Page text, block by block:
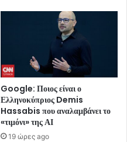
Google: Ποιος είναι ο
Ελληνοκύπριος Demis
Hassabis που αναλαμβάνει το
«τιμόνι» της ΑΙ
19 ώρες ago